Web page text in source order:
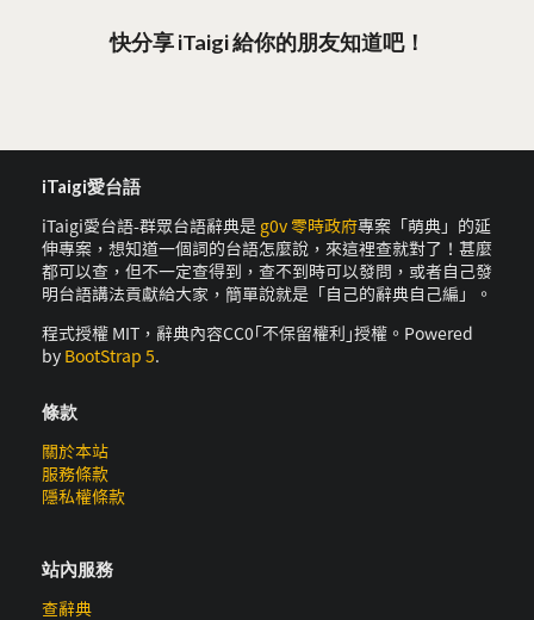
快分享 iTaigi 給你的朋友知道吧！
iTaigi愛台語
iTaigi愛台語-群眾台語辭典是 g0v 零時政府專案「萌典」的延
伸專案，想知道一個詞的台語怎麼說，來這裡查就對了！甚麼
都可以查，但不一定查得到，查不到時可以發問，或者自己發
明台語講法貢獻給大家，簡單說就是「自己的辭典自己編」。
程式授權 MIT，辭典內容CC0｢不保留權利｣授權。Powered
by BootStrap 5.
條款
關於本站
服務條款
隱私權條款
站內服務
查辭典